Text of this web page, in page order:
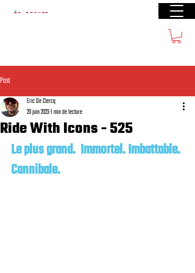
Post
Ride With Icons - 525
Eric De Clercq
20 juin 20231 min de lecture
Le plus grand.  Immortel. Imbattable.
Cannibale.